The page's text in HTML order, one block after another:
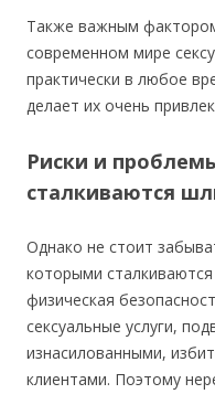
Также важным
современном мире
практически в любое
делает их очень
Риски и
сталкиваются
Однако не стоит
которыми
физическая
сексуальные услуги,
изнасилованными,
клиентами. Поэтому